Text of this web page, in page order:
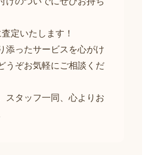
定いたします！
添ったサービスを心がけ
うぞお気軽にご相談くだ
スタッフ一同、心よりお